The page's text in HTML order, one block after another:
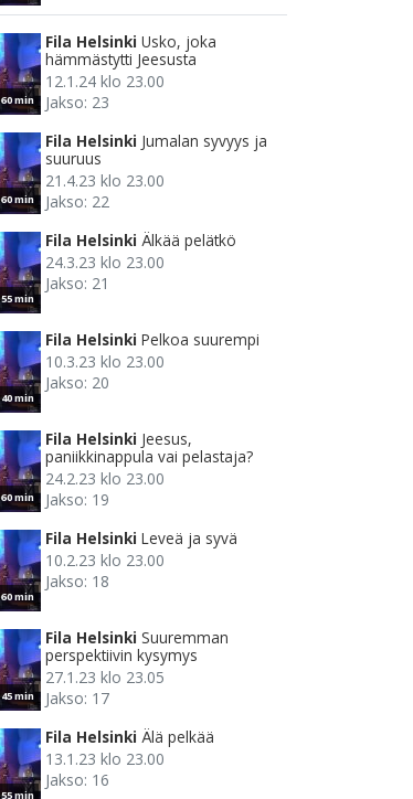
60 min
Fila Helsinki Usko, joka
hämmästytti Jeesusta
12.1.24 klo 23.00
Jakso: 23
60 min
Fila Helsinki Jumalan syvyys ja
suuruus
21.4.23 klo 23.00
Jakso: 22
55 min
Fila Helsinki Älkää pelätkö
24.3.23 klo 23.00
Jakso: 21
40 min
Fila Helsinki Pelkoa suurempi
10.3.23 klo 23.00
Jakso: 20
60 min
Fila Helsinki Jeesus,
paniikkinappula vai pelastaja?
24.2.23 klo 23.00
Jakso: 19
60 min
Fila Helsinki Leveä ja syvä
10.2.23 klo 23.00
Jakso: 18
45 min
Fila Helsinki Suuremman
perspektiivin kysymys
27.1.23 klo 23.05
Jakso: 17
55 min
Fila Helsinki Älä pelkää
13.1.23 klo 23.00
Jakso: 16